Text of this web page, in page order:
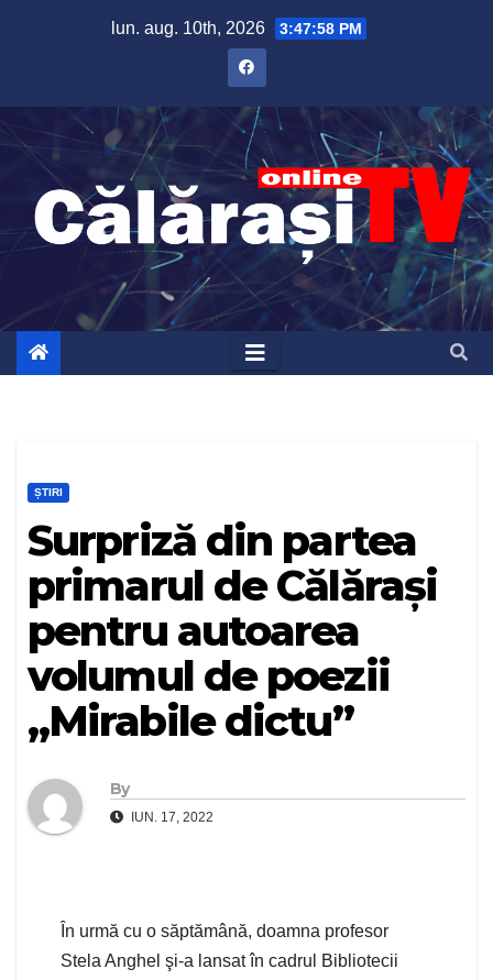
lun. aug. 10th, 2026 3:47:59 PM
ȘTIRI
Surpriză din partea
primarul de Călărași
pentru autoarea
volumul de poezii
„Mirabile dictu”
By
IUN. 17, 2022
În urmă cu o săptămână, doamna profesor
Stela Anghel şi-a lansat în cadrul Bibliotecii